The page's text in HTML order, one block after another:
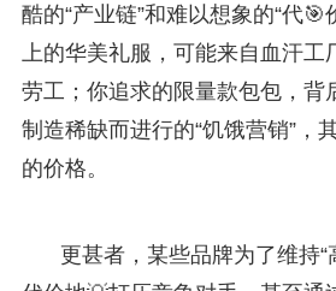
酷的“产业链”和难以想象的“代🎯
上的华美礼服，可能来自血汗
劳工；你追求的限量款包包，背
制造稀缺而进行的“饥饿营销”，
的价格。
更甚者，某些品牌为了维持“